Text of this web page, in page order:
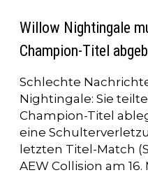
Willow Nightingale
Champion-Titel
Schlechte
Nightingale: Sie
Champion-Titel
eine
letzten Titel-Match
AEW Collision am